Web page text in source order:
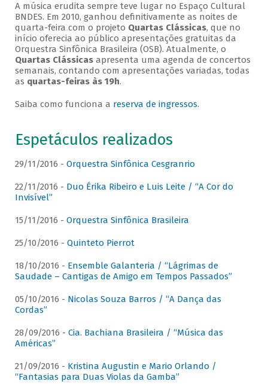
A música erudita sempre teve lugar no Espaço Cultural
BNDES. Em 2010, ganhou definitivamente as noites de
quarta-feira com o projeto Quartas Clássicas, que no
início oferecia ao público apresentações gratuitas da
Orquestra Sinfônica Brasileira (OSB). Atualmente, o
Quartas Clássicasapresenta uma agenda de concertos
semanais, contando com apresentações variadas, todas
as quartas-feiras às 19h.
Saiba como funciona a reserva de ingressos.
Espetáculos realizados
29/11/2016 - Orquestra Sinfônica Cesgranrio
22/11/2016 - Duo Érika Ribeiro e Luis Leite / “A Cor do
Invisível”
15/11/2016 - Orquestra Sinfônica Brasileira
25/10/2016 - Quinteto Pierrot
18/10/2016 - Ensemble Galanteria / “Lágrimas de
Saudade – Cantigas de Amigo em Tempos Passados”
05/10/2016 - Nicolas Souza Barros / “A Dança das
Cordas”
28/09/2016 - Cia. Bachiana Brasileira / “Música das
Américas”
21/09/2016 - Kristina Augustin e Mario Orlando /
“Fantasias para Duas Violas da Gamba”